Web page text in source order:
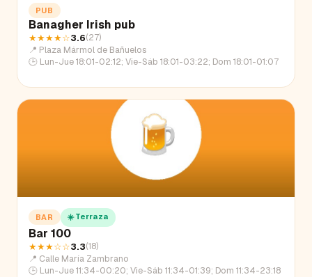
PUB
Banagher Irish pub
★★★★☆3.6(27)
📍 Plaza Mármol de Bañuelos
🕒 Lun-Jue 18:01-02:12; Vie-Sáb 18:01-03:22; Dom 18:01-01:07
BAR ☀️ Terraza
Bar 100
★★★☆☆3.3(18)
📍 Calle María Zambrano
🕒 Lun-Jue 11:34-00:20; Vie-Sáb 11:34-01:39; Dom 11:34-23:18